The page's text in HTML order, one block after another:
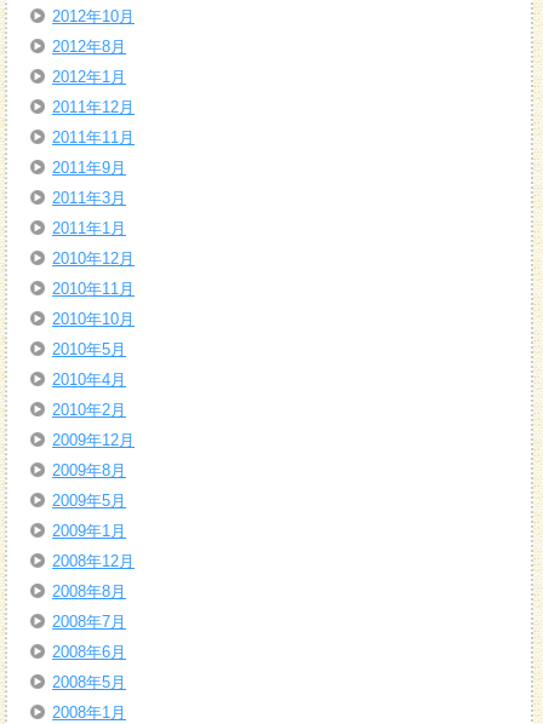
2012年10月
2012年8月
2012年1月
2011年12月
2011年11月
2011年9月
2011年3月
2011年1月
2010年12月
2010年11月
2010年10月
2010年5月
2010年4月
2010年2月
2009年12月
2009年8月
2009年5月
2009年1月
2008年12月
2008年8月
2008年7月
2008年6月
2008年5月
2008年1月